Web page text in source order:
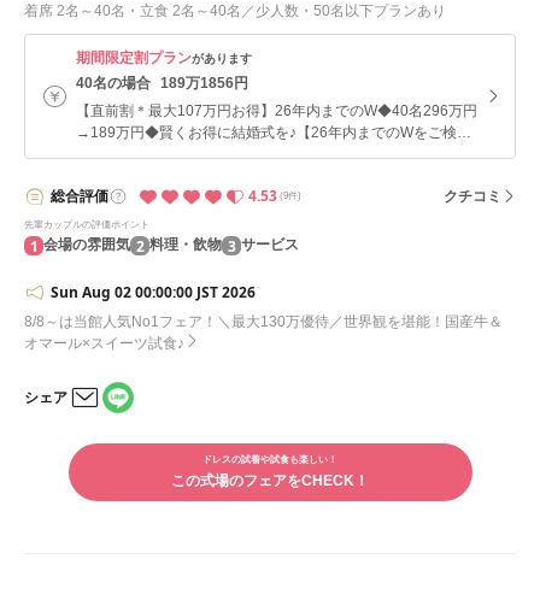
着席 2名～40名・立食 2名～40名／少人数・50名以下プランあり
期間限定割プランがあります
40名の場合 189万1856円
【直前割＊最大107万円お得】26年内までのW◆40名296万円
→189万円◆賢くお得に結婚式を♪【26年内までのWをご検討
のお客様】賢くお得にかなえよう♪直前割あり！当館最得プラ
総合評価 4.53 (9件) クチコミ
先輩カップルの評価ポイント
1 会場の雰囲気 2 料理・飲物 3 サービス
Sun Aug 02 00:00:00 JST 2026
8/8～は当館人気No1フェア！＼最大130万優待／世界観を堪能！国産牛＆
オマール×スイーツ試食♪
シェア
ルで
シェ
アす
る
で
ドレスの試着や試食も楽しい！
この式場のフェアをCHECK！